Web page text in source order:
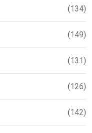
(134)
(149)
(131)
(126)
(142)